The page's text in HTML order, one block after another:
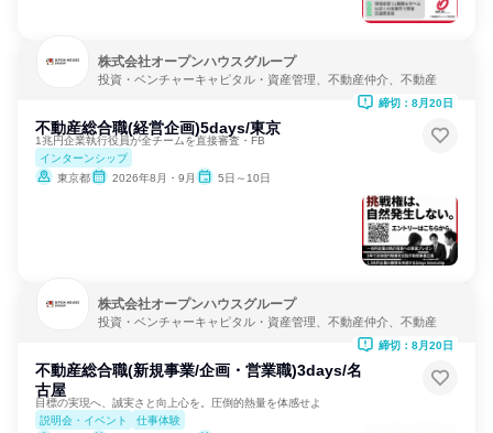
株式会社オープンハウスグループ
投資・ベンチャーキャピタル・資産管理、不動産仲介、不動産
不動産総合職(経営企画)5days/東京
1兆円企業執行役員が全チームを直接審査・FB
インターンシップ
東京都
2026年8月・9月 5日～10日
締切：8月20日
株式会社オープンハウスグループ
投資・ベンチャーキャピタル・資産管理、不動産仲介、不動産
不動産総合職(新規事業/企画・営業職)3days/名
古屋
目標の実現へ、誠実さと向上心を。圧倒的熱量を体感せよ
説明会・イベント
仕事体験
締切：8月20日